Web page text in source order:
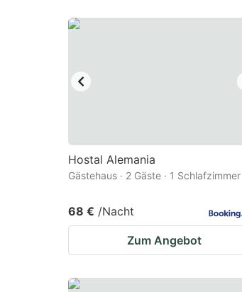
Hostal Alemania
Gästehaus · 2 Gäste · 1 Schlafzimmer
68 € /Nacht
Zum Angebot